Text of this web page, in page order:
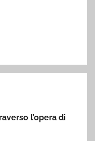
l’opera di